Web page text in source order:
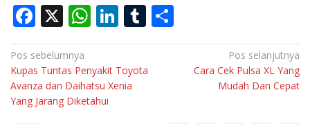
F
ac
e
b
o
X W
h
at
s
A
Li
n
k
e
T
u
bl
h
Navigasi
pos
Pos sebelumnya
Kupas Tuntas Penyakit Toyota
Avanza dan Daihatsu Xenia
Yang Jarang Diketahui
Pos selanjutnya
Cara Cek Pulsa XL Yang
Mudah Dan Cepat